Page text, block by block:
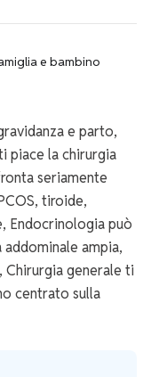
e bambino
e parto,
piace la chirurgia
seriamente
tiroide,
Endocrinologia può
ampia,
Chirurgia generale ti
centrato sulla